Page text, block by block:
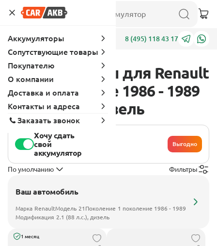
Адреса 8 (495) 118 43 17
Аккумуляторы для Renault
21 1 поколение 1986 - 1989
2.1 (88 л.с.), дизель
Хочу сдать
свой
аккумулятор
Выгодно
По умолчанию Фильтры
Ваш автомобиль
Марка RenaultМодель 21 Поколение 1 поколение 1986 - 1989
Модификация 2.1 (88 л.с.), дизель
1 месяц
Аккумуляторы
Сопутствующие товары
Покупателю
О компании
Доставка и оплата
Контакты и адреса
Заказать звонок